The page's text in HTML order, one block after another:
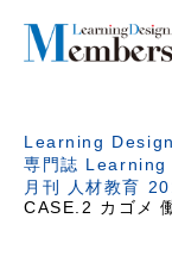
Learning
専門誌 Learning
月刊 人材教育
CASE.2 カゴメ